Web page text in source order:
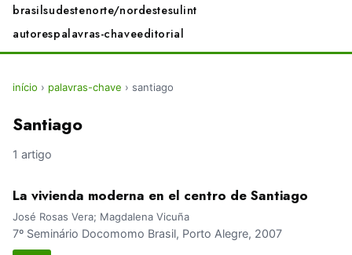
brasilsudestenorte/nordestesulint
autorespalavras-chaveeditorial
início › palavras-chave › santiago
Santiago
1 artigo
La vivienda moderna en el centro de Santiago
José Rosas Vera; Magdalena Vicuña
7º Seminário Docomomo Brasil, Porto Alegre, 2007